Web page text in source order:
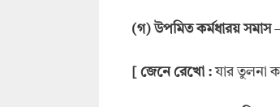
(গ) উপমিত কর্মধারয় সমাস
[ জেনে রেখো :যার তুলনা